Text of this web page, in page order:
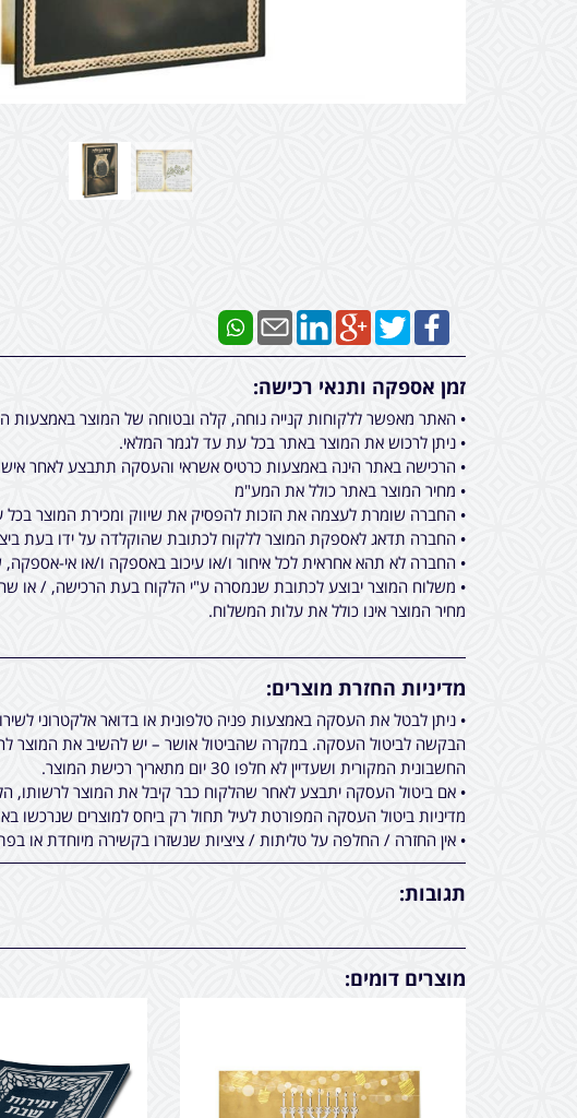
זמן אספקה ותנאי רכישה:
• האתר מאפשר ללקוחות קנייה נוחה, קלה ובטוחה של המוצר באמצעות
• ניתן לרכוש את המוצר באתר בכל עת עד לגמר המלאי.
• הרכישה באתר הינה באמצעות כרטיס אשראי והעסקה תתבצע לאחר
• מחיר המוצר באתר כולל את המע"מ
• החברה שומרת לעצמה את הזכות להפסיק את שיווק ומכירת המוצר בכל
• החברה תדאג לאספקת המוצר ללקוח לכתובת שהוקלדה על ידו בעת ביצוע הרכישה באתר מכירות, תוך 7 ימי עסקים.
• החברה לא תהא אחראית לכל איחור ו/או עיכוב באספקה ו/או אי-אספקה,
• משלוח המוצר יבוצע לכתובת שנמסרה ע"י הלקוח בעת הרכישה, / או
מחיר המוצר אינו כולל את עלות המשלוח.
מדיניות החזרת מוצרים:
• ניתן לבטל את העסקה באמצעות פניה טלפונית או בדואר אלקטרוני
הבקשה לביטול העסקה. במקרה שהביטול אושר – יש להשיב את המוצר
החשבונית המקורית ושעדיין לא חלפו 30 יום מתאריך רכישת המוצר.
• אם ביטול העסקה יתבצע לאחר שהלקוח כבר קיבל את המוצר לרשותו,
מדיניות ביטול העסקה המפורטת לעיל תחול רק ביחס למוצרים
• אין החזרה / החלפה על טליתות / ציציות שנשזרו בקשירה מיוחדת או
תגובות:
מוצרים דומים: